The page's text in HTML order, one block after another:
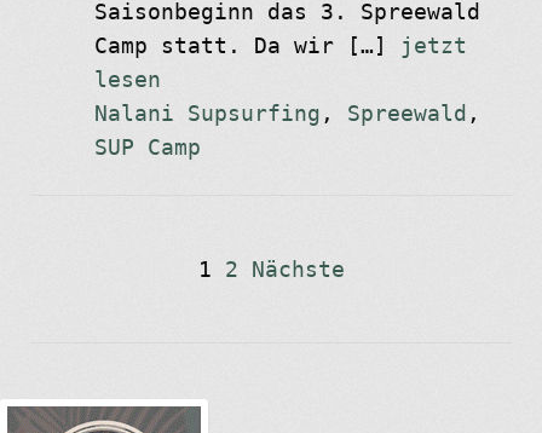
Saisonbeginn das 3. Spreewald
Camp statt. Da wir […]
jetzt
lesen
Nalani Supsurfing , Spreewald ,
SUP Camp
Seitennummerierung
1 2 Nächste